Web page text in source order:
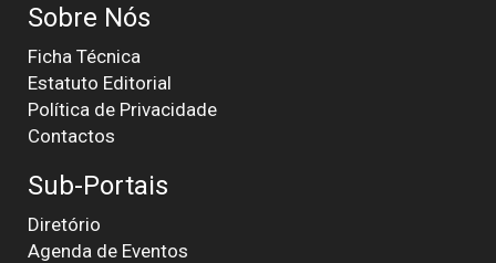
Sobre Nós
Ficha Técnica
Estatuto Editorial
Política de Privacidade
Contactos
Sub-Portais
Diretório
Agenda de Eventos